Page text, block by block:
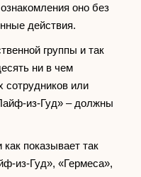
оно без
действия.
группы и так
ни в чем
сотрудников или
из-Гуд» – должны
как показывает так
из-Гуд», «Гермеса»,